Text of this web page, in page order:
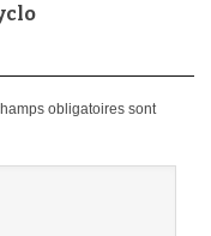
obligatoires sont